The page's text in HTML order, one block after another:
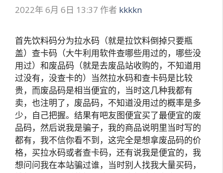
2022年 6月 6日 13:37 作者 kkkkn
首先饮料码分为拉水码（就是拉饮料倒掉只要瓶
盖）查卡码（大牛利用软件查哪些用过的，哪些没
用过）和废品码（就是去废品站收购的，不知道用
过没有，没查卡的）当然拉水码和查卡码是比较
贵，而废品码是相当便宜的，当时这几种我都有
卖，也注明了，废品码，不知道没用过的概率是多
少，自己把握。结果有吧友图便宜买了最便宜的废
品码，然后说我是骗子，我的商品说明里当时写的
都有，我不信你看不到，这完全是想拿废品码的价
格，买拉水码或者查卡码，还有说我是便宜的，我
想问问我在本站骗过谁，当时别人找我大量买码，